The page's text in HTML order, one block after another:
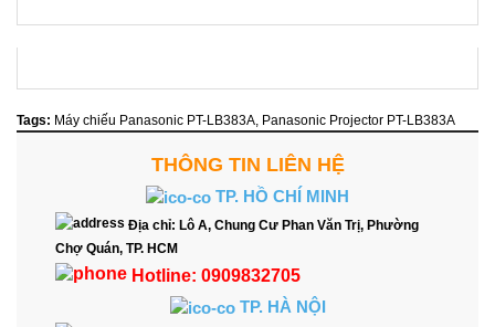
Tags: Máy chiếu Panasonic PT-LB383A Panasonic Projector PT-LB383A
THÔNG TIN LIÊN HỆ
TP. HỒ CHÍ MINH
Địa chỉ: Lô A, Chung Cư Phan Văn Trị, Phường
Chợ Quán, TP. HCM
Hotline: 0909832705
TP. HÀ NỘI